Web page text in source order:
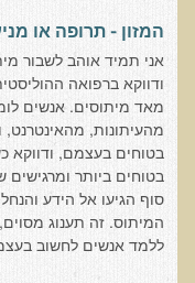
רכישת סדנת טיהור רעלים
תגובות ממשתתפי סדנת
סודות העיכול
שאלות ותשובות מסדנת
רכישת סדנת סודות העיכול
חיים ארוכים ובריאים
רכישת סדנת חיים ארוכים
המזון - תרופה או
אני תמיד אוהב לשבור
ודווקא ברפואה
מאד מיתוסים. אנשים
מהעיתונות, מהאינטרנט,
בטוחים בעצמם, ודווקא
בטוחים ביותר
סוף הגיעו אל הידע
המיתוס. זה תענוג
ללמד אנשים לחשוב